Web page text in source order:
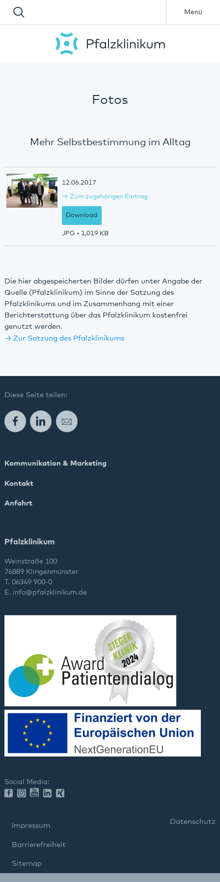
Menü
Fotos
Mehr Selbstbestimmung im Alltag
12.06.2017
Zum zugehörigen Eintrag
Download
JPG • 1,019 KB
Die hier abgespeicherten Bilder dürfen unter Angabe der
Quelle (Pfalzklinikum) im Sinne der Satzung des
Pfalzklinikums und im Zusammenhang mit einer
Berichterstattung über das Pfalzklinikum kostenfrei
genutzt werden.
Zur Satzung des Pfalzklinikums
Diese Seite teilen:
FacebookLinkedInE-Mail
Kommunikation & Marketing
Kontakt
Anfahrt
Pfalzklinikum
Weinstraße 100
76889 Klingenmünster
T. 06349 900-0
E. info@pfalzklinikum.de
Social Media:
Impressum
Datenschutz
Barrierefreiheit
Sitemap